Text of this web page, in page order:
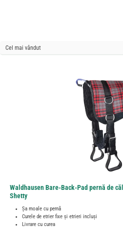
Waldhausen Bare-Back-Pad pernă de
Shetty
Șa moale cu pernă
Curele de etrier fixe și etrieri incluși
Livrare cu curea